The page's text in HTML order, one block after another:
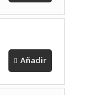
Añadir